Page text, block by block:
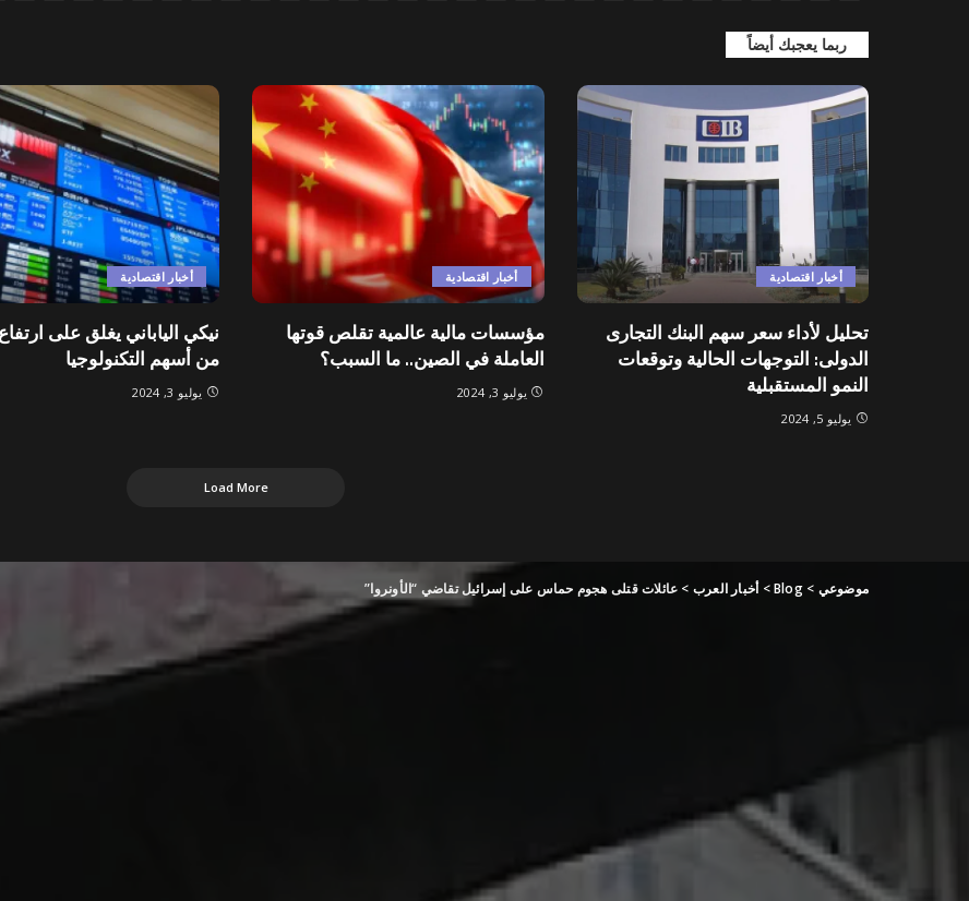
ربما يعجبك أيضاً
أخبار اقتصادية
تحليل لأداء سعر سهم البنك التجارى
الدولى: التوجهات الحالية وتوقعات
النمو المستقبلية
يوليو 5, 2024
أخبار اقتصادية
مؤسسات مالية عالمية تقلص قوتها
العاملة في الصين.. ما السبب؟
يوليو 3, 2024
أخبار اقتصادية
نيكي الياباني يغلق على
من أسهم التكنولوجيا
يوليو 3, 2024
Load More
موضوعي >
Blog
>أخبار العرب > عائلات قتلى هجوم حماس على إسرائيل تقاضي “الأونروا”